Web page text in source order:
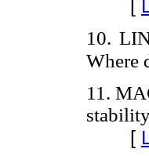
[
10.
Where
11.
[